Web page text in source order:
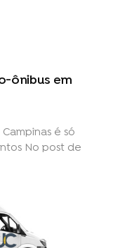
ônibus em
é só
No post de